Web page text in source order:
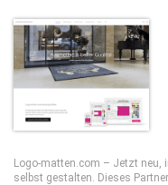
Logo-matten.com – Jetzt neu,
selbst gestalten. Dieses